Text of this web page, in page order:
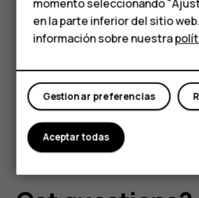
Tabletas
Tienda
Mi cuenta
Juega a Snake
Ponte el mítico juego e
puntuación más alta.
momento seleccionando
en la parte inferior del sitio
información sobre nuestra
Gestionar preferencias
Aceptar todas